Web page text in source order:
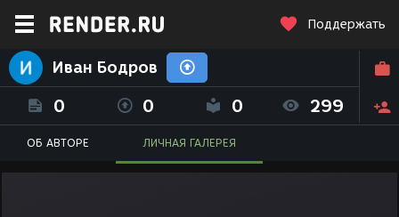
Поддержать
Иван Бодров
0 0 0 299
ОБ АВТОРЕ ЛИЧНАЯ ГАЛЕРЕЯ